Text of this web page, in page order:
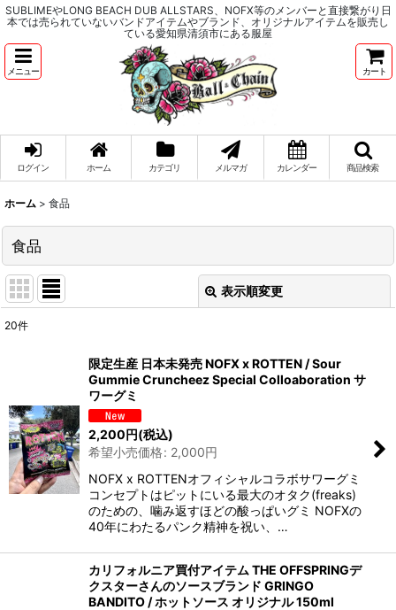
SUBLIMEやLONG BEACH DUB ALLSTARS、NOFX等のメンバーと直接繋がり日
本では売られていないバンドアイテムやブランド、オリジナルアイテムを販売し
ている愛知県清須市にある服屋
メニュー カート
ログイン ホーム カテゴリ メルマガ カレンダー 商品検索
ホーム > 食品
食品
表示順変更
20件
限定生産 日本未発売 NOFX x ROTTEN / Sour
Gummie Cruncheez Special Colloaboration サ
ワーグミ
2,200円(税込)
希望小売価格: 2,000円
NOFX x ROTTENオフィシャルコラボサワーグミ
コンセプトはピットにいる最大のオタク(freaks)
のための、噛み返すほどの酸っぱいグミ NOFXの
40年にわたるパンク精神を祝い、…
カリフォルニア買付アイテム THE OFFSPRINGデ
クスターさんのソースブランド GRINGO
BANDITO / ホットソース オリジナル 150ml